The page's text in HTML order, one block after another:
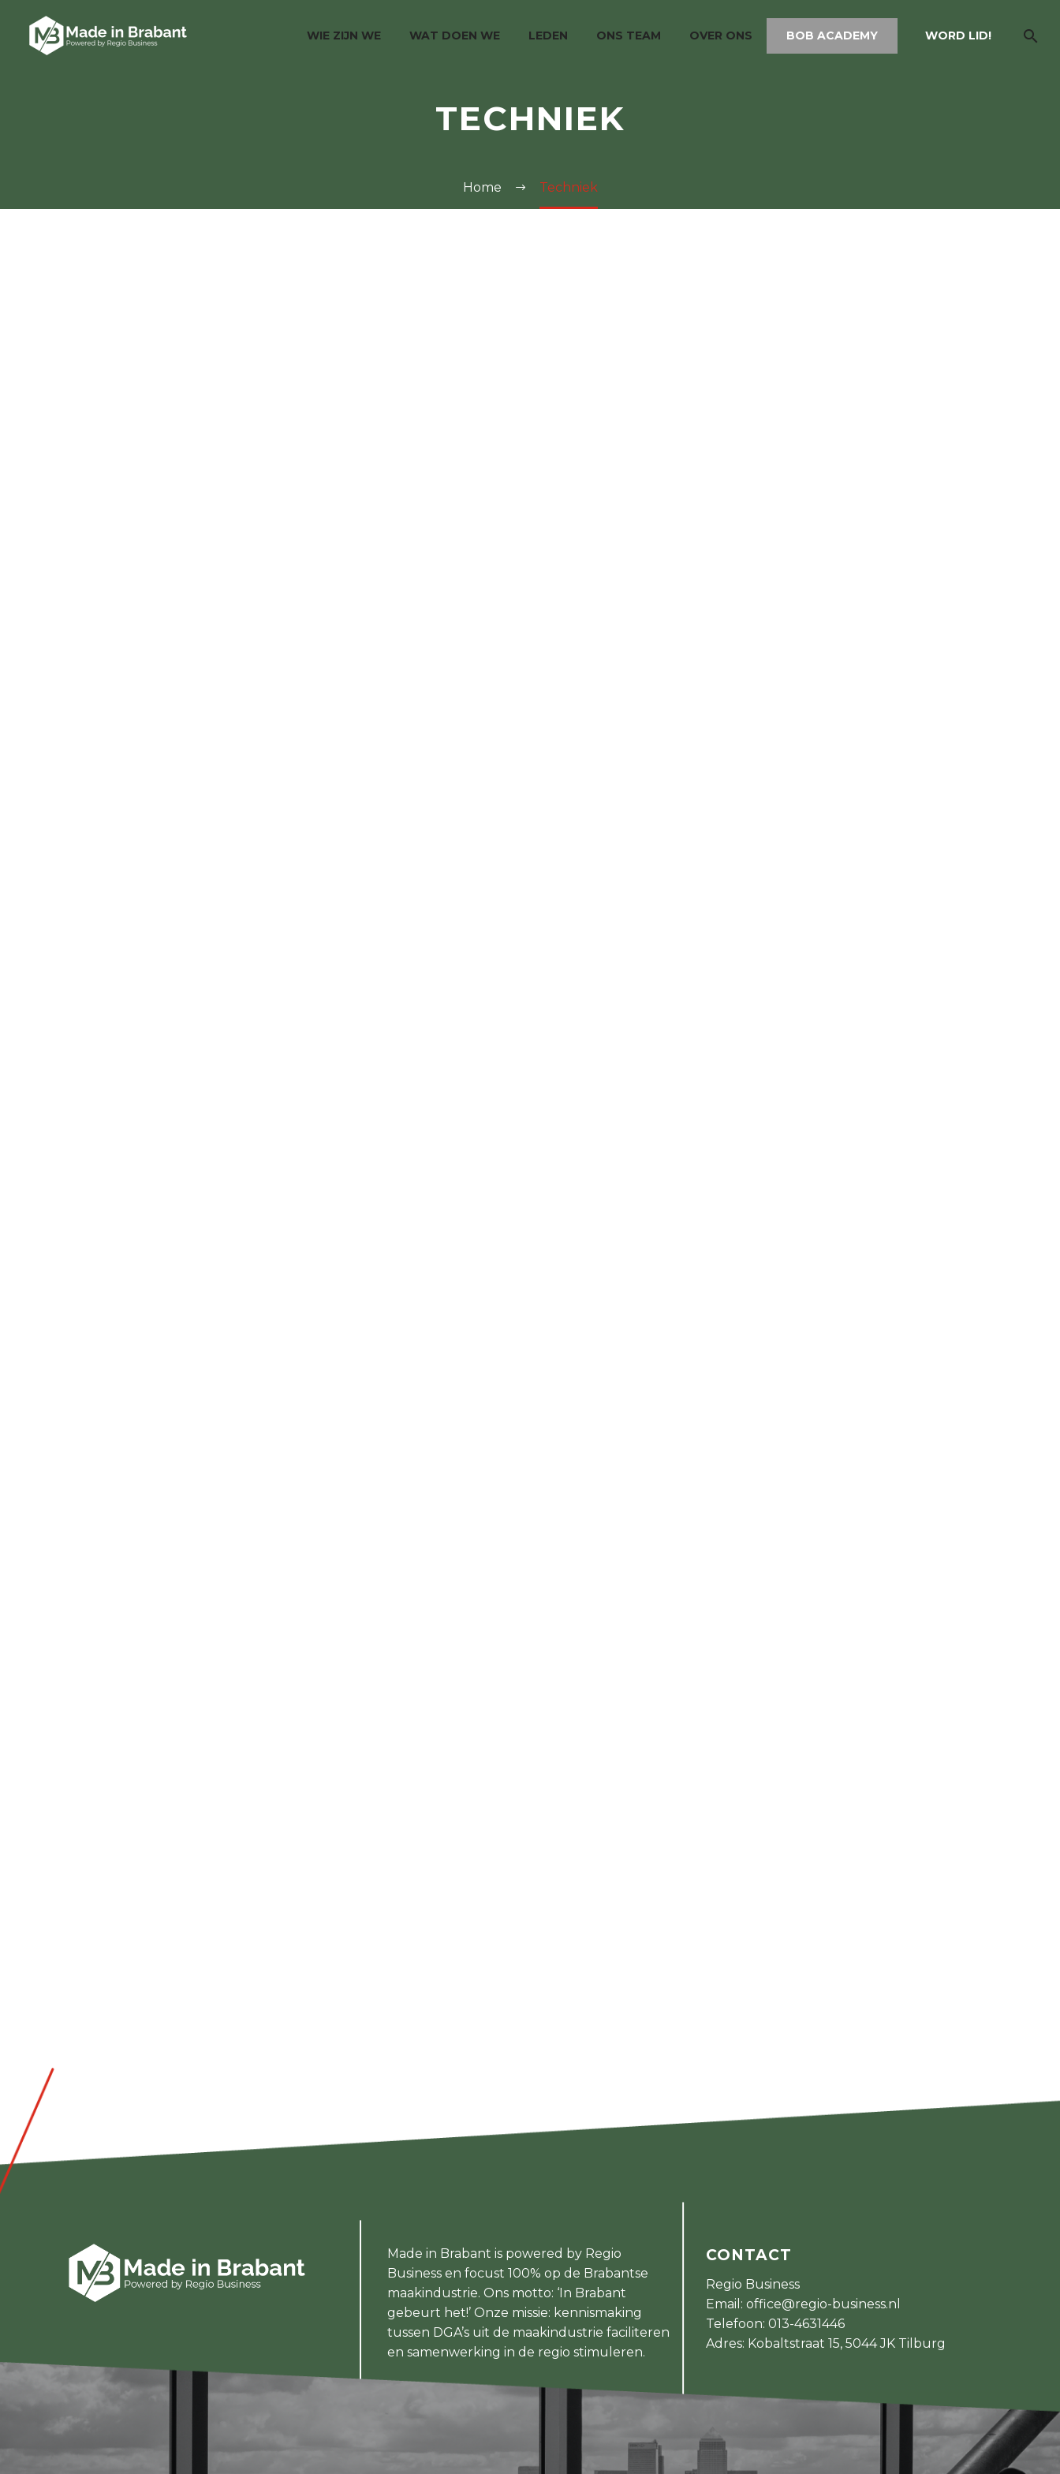
WIE ZIJN WE WAT DOEN WE LEDEN ONS TEAM OVER ONS BOB ACADEMY WORD LID!
TECHNIEK
Home Techniek
Made in Brabant is powered by Regio
Business en focust 100% op de Brabantse
maakindustrie. Ons motto: ‘In Brabant
gebeurt het!’ Onze missie: kennismaking
tussen DGA’s uit de maakindustrie faciliteren
en samenwerking in de regio stimuleren.
CONTACT
Regio Business
Email: office@regio-business.nl
Telefoon: 013-4631446
Adres: Kobaltstraat 15, 5044 JK Tilburg